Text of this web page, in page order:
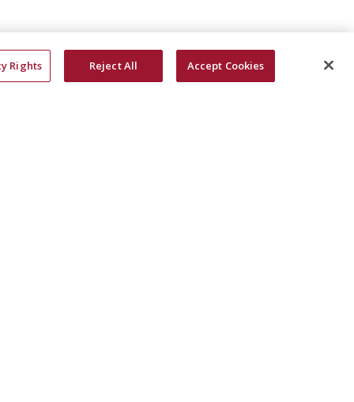
Learn More Accept All
Rights Reject All Accept Cookies